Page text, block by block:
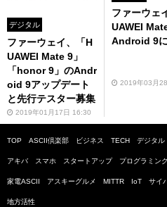
デジタル
ファーウェイ、「H
UAWEI Mate 9」
「honor 9」のAndr
oid 9アップデート
と先行テスター募集
2019年01月17日 16:30
ファーウェ
UAWEI
Android 9に
2019年03月
TOP ASCII倶楽部 ビジネス TECH デジタル
アキバ スマホ スタートアップ プログラミン
家電ASCII アスキーグルメ MITTR IoT サイ
地方活性